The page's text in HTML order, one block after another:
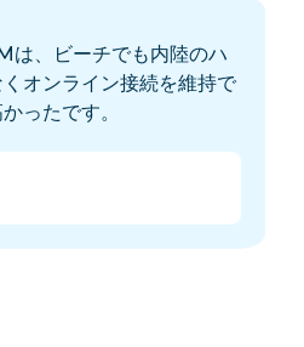
は、ビーチでも内陸のハ
オンライン接続を維持で
ったです。